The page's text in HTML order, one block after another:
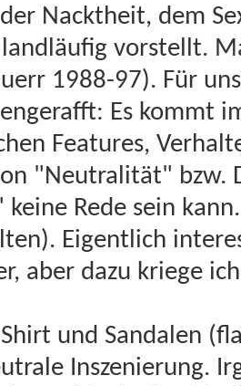
Nacktheit, dem
landläufig vorstellt.
1988-97). Für
Es kommt
Features,
"Neutralität" bzw.
keine Rede sein
Eigentlich
aber dazu kriege
Shirt und Sandalen
Inszenierung.